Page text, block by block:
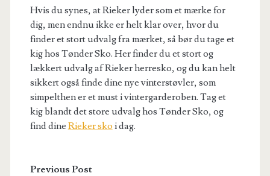
Hvis du synes, at Rieker lyder som et mærke for
dig, men endnu ikke er helt klar over, hvor du
finder et stort udvalg fra mærket, så bør du tage et
kig hos Tønder Sko. Her finder du et stort og
lækkert udvalg af Rieker herresko, og du kan helt
sikkert også finde dine nye vinterstøvler, som
simpelthen er et must i vintergarderoben. Tag et
kig blandt det store udvalg hos Tønder Sko, og
find dine Rieker sko i dag.
Previous Post